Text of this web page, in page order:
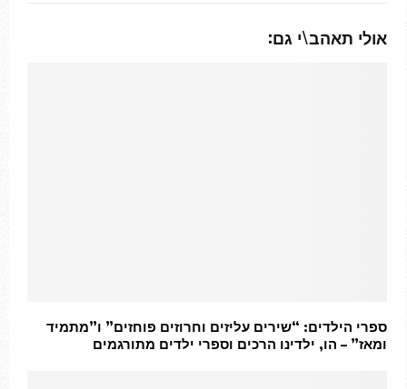
אולי תאהב\י גם:
ספרי הילדים: “שירים עליזים וחרוזים פוחזים” ו”מתמיד
ומאז” – הו, ילדינו הרכים וספרי ילדים מתורגמים